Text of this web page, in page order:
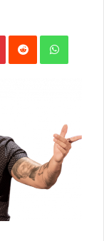
Pinterest Reddit